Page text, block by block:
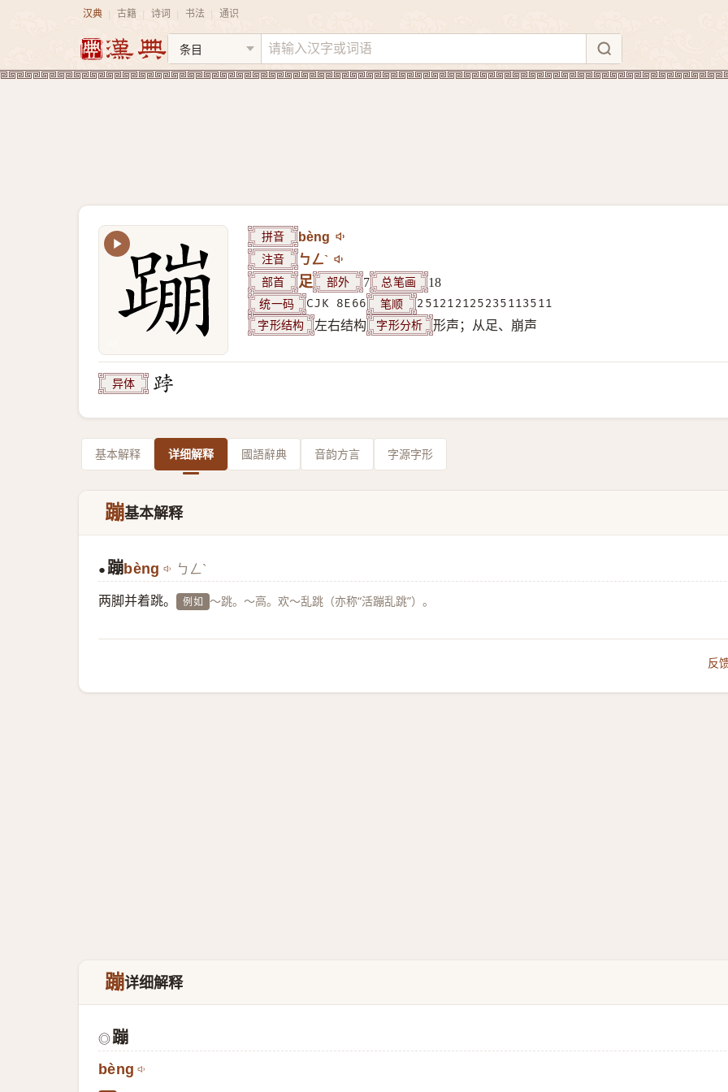
汉典 古籍 诗词 书法 通识
拼音 bèng
注音 ㄅㄥˋ
部首 足 部外 7 总笔画 18
统一码 CJK 8E66 笔顺 251212125235113511
字形结构 左右结构 字形分析 形声；从足、崩声
异体
基本解释 详细解释 國語辭典 音韵方言 字源字形
蹦基本解释
● 蹦bèng ㄅㄥˋ
两脚并着跳。 例如 ～跳。～高。欢～乱跳（亦称“活蹦乱跳”）。
反
蹦详细解释
◎蹦
bèng